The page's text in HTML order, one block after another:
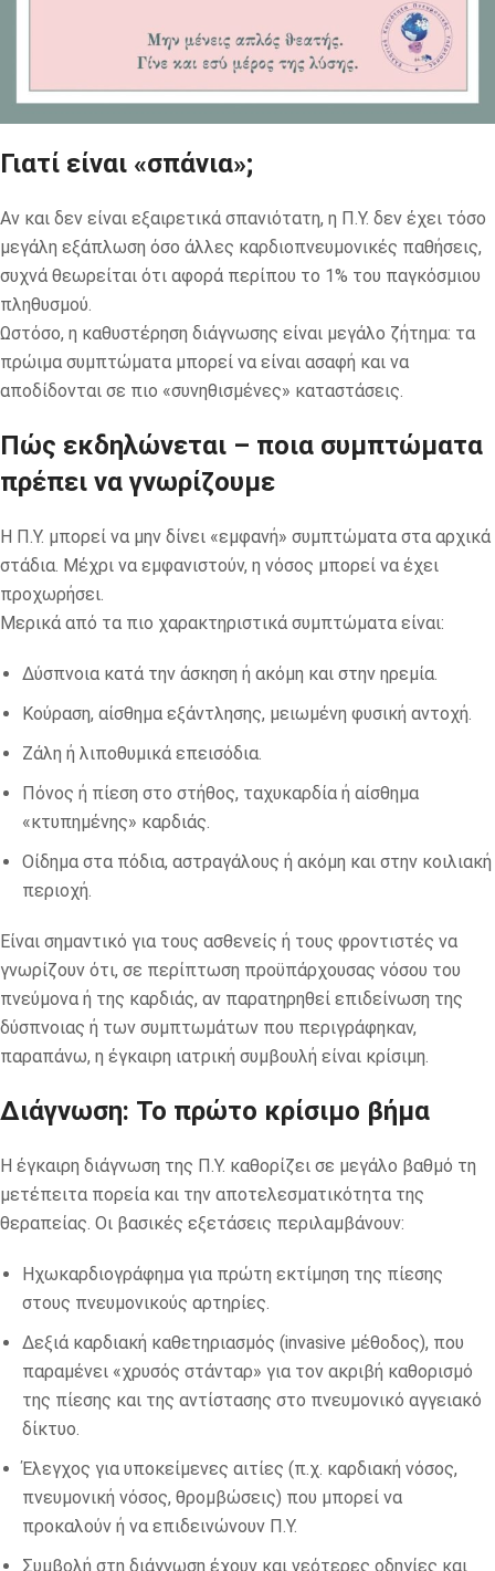
Γιατί είναι «σπάνια»;
Αν και δεν είναι εξαιρετικά σπανιότατη, η Π.Υ. δεν έχει τόσο
μεγάλη εξάπλωση όσο άλλες καρδιοπνευμονικές παθήσεις,
συχνά θεωρείται ότι αφορά περίπου το 1% του παγκόσμιου
πληθυσμού.
Ωστόσο, η καθυστέρηση διάγνωσης είναι μεγάλο ζήτημα: τα
πρώιμα συμπτώματα μπορεί να είναι ασαφή και να
αποδίδονται σε πιο «συνηθισμένες» καταστάσεις.
Πώς εκδηλώνεται – ποια συμπτώματα
πρέπει να γνωρίζουμε
Η Π.Υ. μπορεί να μην δίνει «εμφανή» συμπτώματα στα αρχικά
στάδια. Μέχρι να εμφανιστούν, η νόσος μπορεί να έχει
προχωρήσει.
Μερικά από τα πιο χαρακτηριστικά συμπτώματα είναι:
Δύσπνοια κατά την άσκηση ή ακόμη και στην ηρεμία.
Κούραση, αίσθημα εξάντλησης, μειωμένη φυσική αντοχή.
Ζάλη ή λιποθυμικά επεισόδια.
Πόνος ή πίεση στο στήθος, ταχυκαρδία ή αίσθημα
«κτυπημένης» καρδιάς.
Οίδημα στα πόδια, αστραγάλους ή ακόμη και στην κοιλιακή
περιοχή.
Είναι σημαντικό για τους ασθενείς ή τους φροντιστές να
γνωρίζουν ότι, σε περίπτωση προϋπάρχουσας νόσου του
πνεύμονα ή της καρδιάς, αν παρατηρηθεί επιδείνωση της
δύσπνοιας ή των συμπτωμάτων που περιγράφηκαν,
παραπάνω, η έγκαιρη ιατρική συμβουλή είναι κρίσιμη.
Διάγνωση: Το πρώτο κρίσιμο βήμα
Η έγκαιρη διάγνωση της Π.Υ. καθορίζει σε μεγάλο βαθμό τη
μετέπειτα πορεία και την αποτελεσματικότητα της
θεραπείας. Οι βασικές εξετάσεις περιλαμβάνουν:
Ηχωκαρδιογράφημα για πρώτη εκτίμηση της πίεσης
στους πνευμονικούς αρτηρίες.
Δεξιά καρδιακή καθετηριασμός (invasive μέθοδος), που
παραμένει «χρυσός στάνταρ» για τον ακριβή καθορισμό
της πίεσης και της αντίστασης στο πνευμονικό αγγειακό
δίκτυο.
Έλεγχος για υποκείμενες αιτίες (π.χ. καρδιακή νόσος,
πνευμονική νόσος, θρομβώσεις) που μπορεί να
προκαλούν ή να επιδεινώνουν Π.Υ.
Συμβολή στη διάγνωση έχουν και νεότερες οδηγίες και